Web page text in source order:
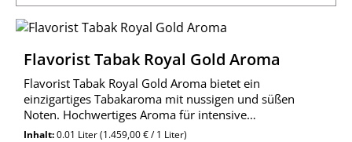
Flavorist Tabak Royal Gold Aroma
Flavorist Tabak Royal Gold Aroma bietet ein
einzigartiges Tabakaroma mit nussigen und süßen
Noten. Hochwertiges Aroma für intensive
Geschmackserlebnisse.
Inhalt:0.01 Liter(1.459,00 € / 1 Liter)